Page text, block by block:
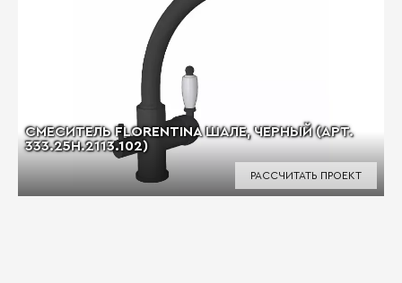
СМЕСИТЕЛЬ FLORENTINA ШАЛЕ, ЧЕРНЫЙ (АРТ.
333.25H.2113.102)
РАССЧИТАТЬ ПРОЕКТ